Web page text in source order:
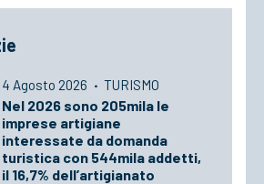
4 Agosto 2026 · TURISMO
Nel 2026 sono 205mila le
imprese artigiane
interessate da domanda
turistica con 544mila addetti,
il 16,7% dell’artigianato